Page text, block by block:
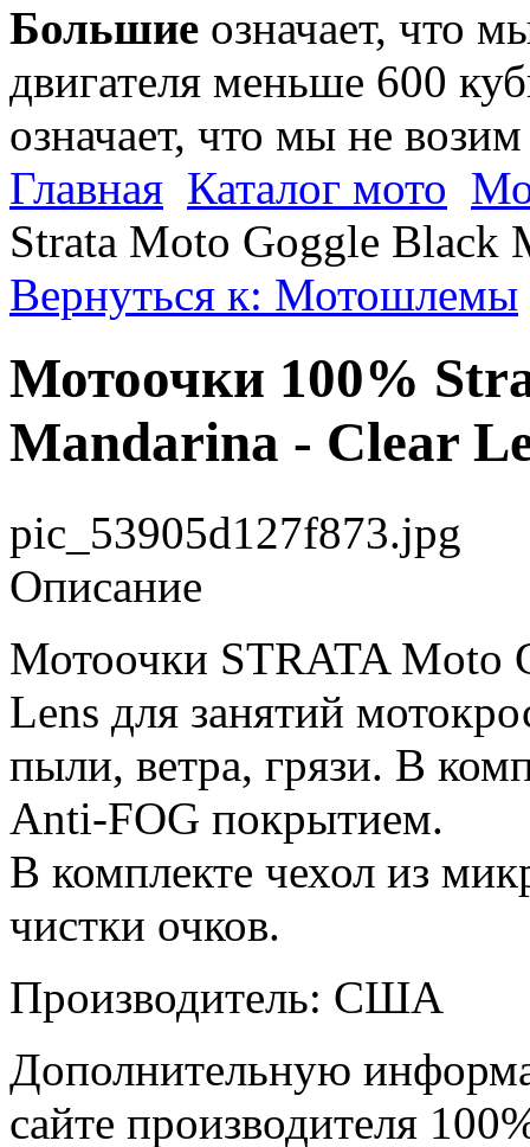
Большие означает, что
двигателя меньше 600
означает, что мы не
Главная Каталог мото
Strata Moto Goggle Black
Вернуться к: Мотошлемы
Мотоочки 100%
Mandarina - Clear
pic_53905d127f873.jpg
Описание
Мотоочки STRATA Moto
Lens для занятий
пыли, ветра, грязи. В
Anti-FOG покрытием.
В комплекте чехол из
чистки очков.
Производитель: США
Дополнительную
сайте производителя